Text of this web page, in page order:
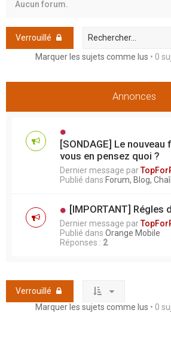
Aucun forum.
Verrouillé
Marquer les sujets comme lus • 0
Annonces
[SONDAGE] Le
vous en pensez quoi ?
Dernier message par
Publié dans Forum, Blog,
[IMPORTANT] Régles
Dernier message par
Publié dans Orange Mobile
Réponses : 2
Verrouillé
Marquer les sujets comme lus • 0